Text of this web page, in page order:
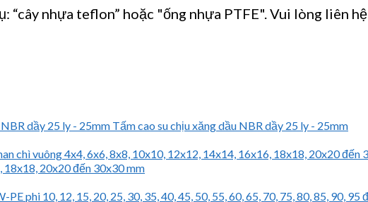
“cây nhựa teflon” hoặc "ống nhựa PTFE". Vui lòng liên hệ
Tấm cao su chịu xăng dầu NBR dầy 25 ly - 25mm
20x20 đến 30x30 mm